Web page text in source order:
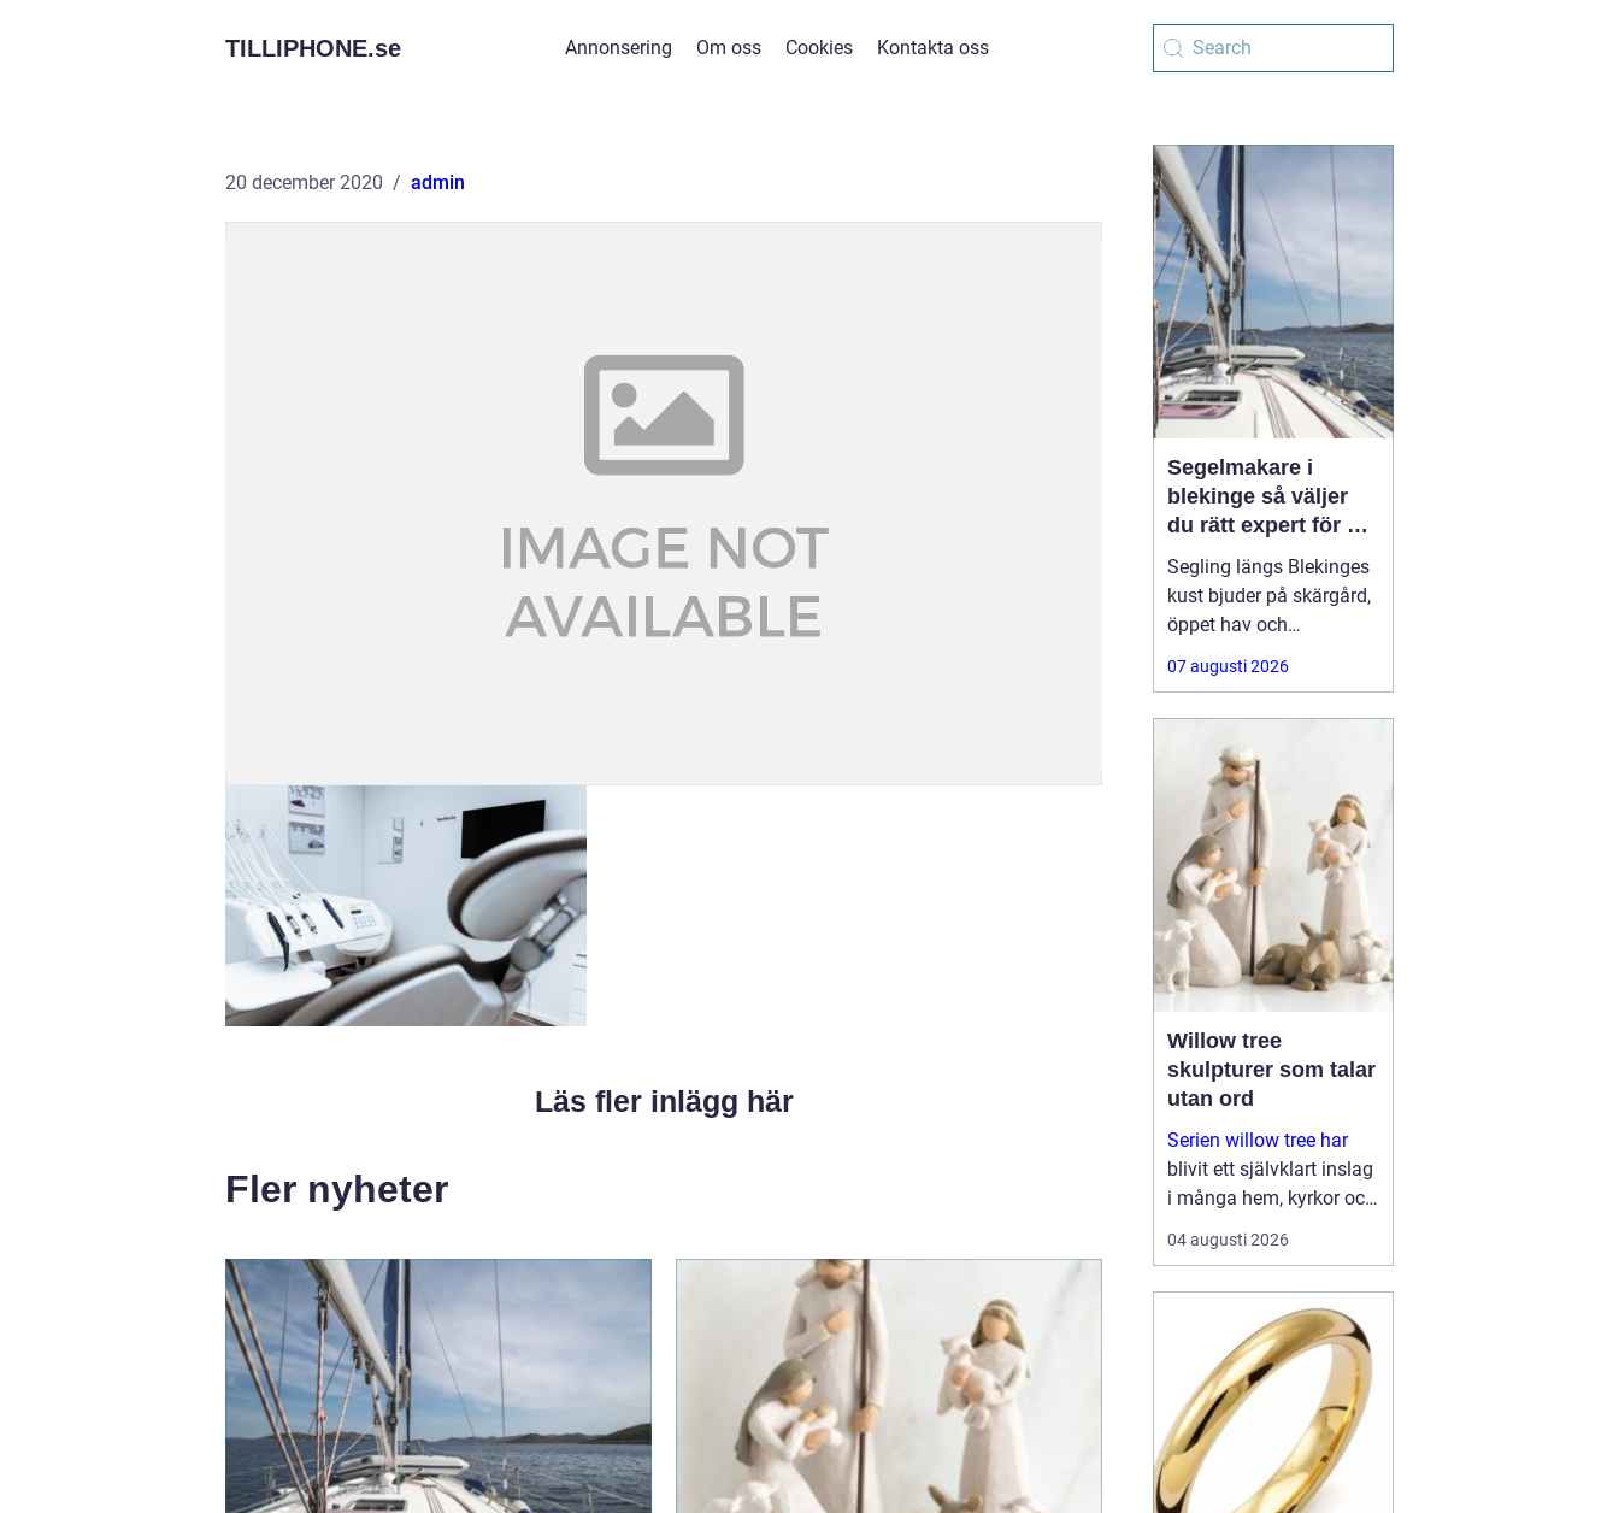
TILLIPHONE.se Annonsering Om oss Cookies Kontakta oss
20 december 2020 admin
Läs fler inlägg här
Fler nyheter
Segelmakare i
blekinge så väljer
du rätt expert för din
segelbåt
Segling längs Blekinges
kust bjuder på skärgård,
öppet hav och
varierande vindar. För att
kunna njuta av allt detta
anpassade efter både
båt och besättning.
Många letar
07 augusti 2026
Willow tree
skulpturer som talar
utan ord
Serien willow tree har
blivit ett självklart inslag
i många hem, kyrkor och
arbetsrum. De stilla
figurerna utan ansikten
känslor. De uttrycker
kärlek, sorg, hopp och
tacksa...
04 augusti 2026